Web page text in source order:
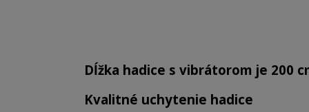
Dĺžka hadice s vibrátorom je 200
Kvalitné uchytenie hadice